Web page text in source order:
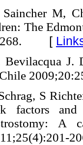
M,
The
[
Bevilacqua J.
S
factors and